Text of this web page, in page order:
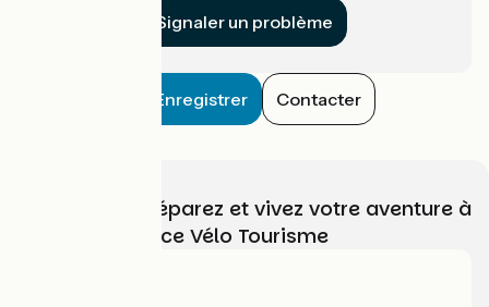
Signaler un problème
Enregistrer Contacter
Choisissez, préparez et vivez votre aventure à
vélo avec France Vélo Tourisme